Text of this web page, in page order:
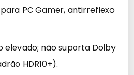
PC Gamer, antirreflexo
elevado; não suporta Dolby
HDR10+).